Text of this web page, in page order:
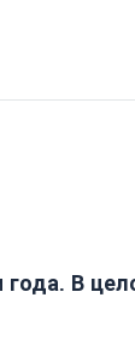
года. В